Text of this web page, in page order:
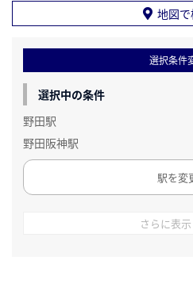
地図
選択条件
選択中の条件
野田駅
野田阪神駅
駅を変
さらに表示